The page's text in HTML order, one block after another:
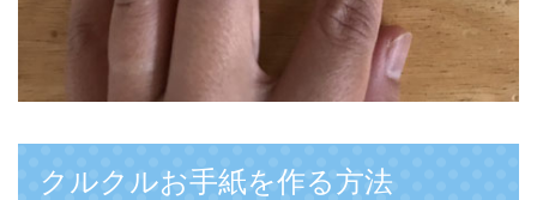
クルクルお手紙を作る方法